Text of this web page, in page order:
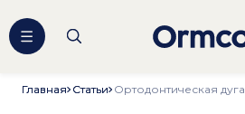
Главная
Главная Статьи
Статьи Ортодонтическая дуга